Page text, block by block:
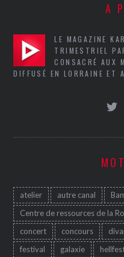
A
LE MAGAZINE
TRIMESTRIEL
CONSACRÉ AUX
DIFFUSÉ EN LORRAINE ET
atelier autre canal
Centre de ressources de la
concert
concours
festival
galaxie